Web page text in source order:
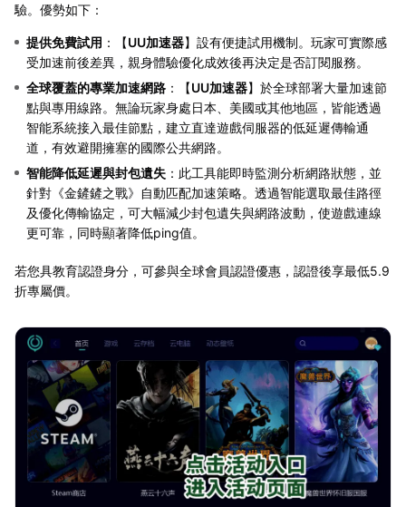
驗。優勢如下：
提供免費試用 ：【UU加速器】設有便捷試用機制。玩家可實際感
受加速前後差異，親身體驗優化成效後再決定是否訂閱服務。
全球覆蓋的專業加速網路 ：【UU加速器】於全球部署大量加速節
點與專用線路。無論玩家身處日本、美國或其他地區，皆能透過
智能系統接入最佳節點，建立直達遊戲伺服器的低延遲傳輸通
道，有效避開擁塞的國際公共網路。
智能降低延遲與封包遺失 ：此工具能即時監測分析網路狀態，並
針對《金鏟鏟之戰》自動匹配加速策略。透過智能選取最佳路徑
及優化傳輸協定，可大幅減少封包遺失與網路波動，使遊戲連線
更可靠，同時顯著降低ping值。
若您具教育認證身分，可參與全球會員認證優惠，認證後享最低5.9
折專屬價。